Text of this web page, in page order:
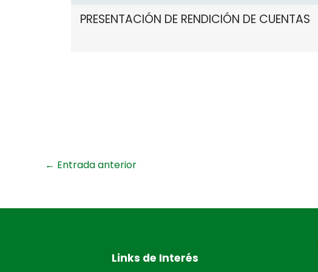
PRESENTACIÓN DE RENDICIÓN DE CUENTAS
← Entrada anterior
Links de Interés